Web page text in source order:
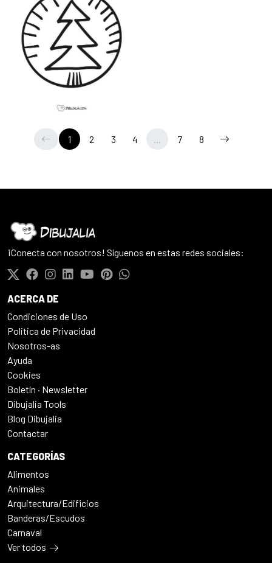
1 2 3 4 ... 7 8
¡Conecta con nosotros! Síguenos en estas redes sociales:
ACERCA DE
Condiciones de Uso
Politica de Privacidad
Nosotros-as
Ayuda
Cookies
Boletín · Newsletter
Dibujalia Tools
Blog Dibujalia
Contactar
CATEGORÍAS
Alimentos
Animales
Arquitectura/Edificios
Banderas/Escudos
Carnaval
Ver todos